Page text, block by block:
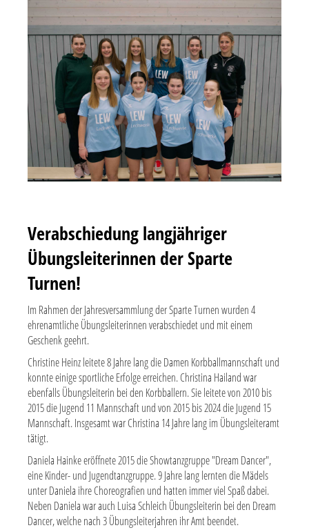
Verabschiedung langjähriger
Übungsleiterinnen der Sparte
Turnen!
Im Rahmen der Jahresversammlung der Sparte Turnen wurden 4
ehrenamtliche Übungsleiterinnen verabschiedet und mit einem
Geschenk geehrt.
Christine Heinz leitete 8 Jahre lang die Damen Korbballmannschaft und
konnte einige sportliche Erfolge erreichen. Christina Hailand war
ebenfalls Übungsleiterin bei den Korbballern. Sie leitete von 2010 bis
2015 die Jugend 11 Mannschaft und von 2015 bis 2024 die Jugend 15
Mannschaft. Insgesamt war Christina 14 Jahre lang im Übungsleiteramt
tätigt.
Daniela Hainke eröffnete 2015 die Showtanzgruppe "Dream Dancer",
eine Kinder- und Jugendtanzgruppe. 9 Jahre lang lernten die Mädels
unter Daniela ihre Choreografien und hatten immer viel Spaß dabei.
Neben Daniela war auch Luisa Schleich Übungsleiterin bei den Dream
Dancer, welche nach 3 Übungsleiterjahren ihr Amt beendet.